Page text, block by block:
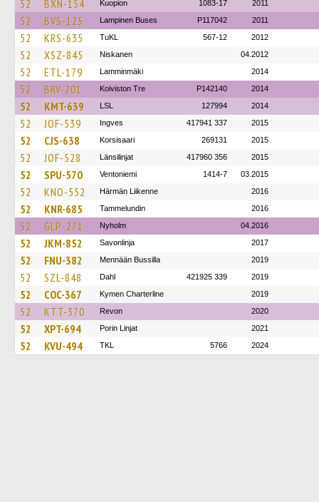
52 BXN-154 Kuopion 1083-17 2011
52 BVS-125 Lampinen Buses P117042 2011
52 KRS-635 TuKL 567-12 2012
52 XSZ-845 Niskanen 04.2012
52 ETL-179 Lamminmäki 2014
52 BRV-201 Koiviston Tre P142140 2014
52 KMT-639 LSL 127994 2014
52 JOF-539 Ingves 417941 337 2015
52 CJS-638 Korsisaari 269131 2015
52 JOF-528 Länsilinjat 417960 356 2015
52 SPU-570 Ventoniemi 1414-7 03.2015
52 KNO-552 Härmän Liikenne 2016
52 KNR-685 Tammelundin 2016
52 GLP-271 Nyholm 04.2016
52 JKM-852 Savonlinja 2017
52 FNU-382 Mennään Bussilla 2019
52 SZL-848 Dahl 421925 339 2019
52 COC-367 Kymen Charterline 2019
52 KTT-370 Revon 2020
52 XPT-694 Porin Linjat 2021
52 KVU-494 TKL 5766 2024